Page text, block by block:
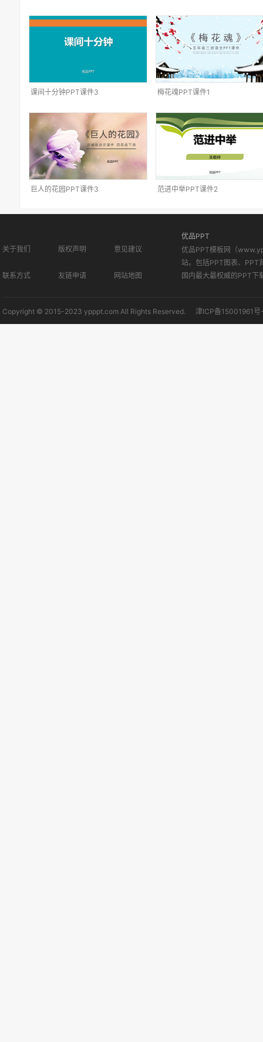
课间十分钟PPT课件3 梅花魂PPT课件1
巨人的花园PPT课件3 范进中举PPT课件2
关于我们 版权声明 意见建议
联系方式 友链申请 网站地图
优品PPT
优品PPT模板网（
站。包括PPT图表、PPT
国内最大最权威的PPT下
Copyright © 2015-2023 ypppt.com All Rights Reserved. 津ICP备15001961号